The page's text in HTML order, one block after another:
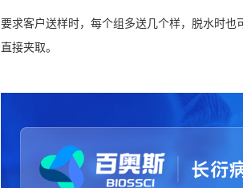
要求客户送样时，每个组多送几个样，脱水时
直接夹取。